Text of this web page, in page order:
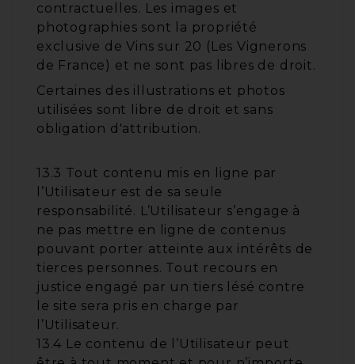
contractuelles. Les images et
photographies sont la propriété
exclusive de Vins sur 20 (Les Vignerons
de France) et ne sont pas libres de droit.
Certaines des illustrations et photos
utilisées sont libre de droit et sans
obligation d'attribution.
13.3 Tout contenu mis en ligne par
l’Utilisateur est de sa seule
responsabilité. L’Utilisateur s’engage à
ne pas mettre en ligne de contenus
pouvant porter atteinte aux intérêts de
tierces personnes. Tout recours en
justice engagé par un tiers lésé contre
le site sera pris en charge par
l’Utilisateur.
13.4 Le contenu de l’Utilisateur peut